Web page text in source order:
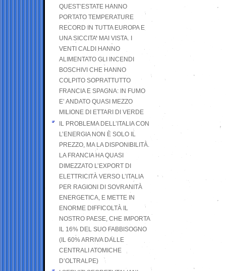
QUEST’ESTATE HANNO
PORTATO TEMPERATURE
RECORD IN TUTTA EUROPA E
UNA SICCITA’ MAI VISTA. I
VENTI CALDI HANNO
ALIMENTATO GLI INCENDI
BOSCHIVI CHE HANNO
COLPITO SOPRATTUTTO
FRANCIA E SPAGNA: IN FUMO
E’ ANDATO QUASI MEZZO
MILIONE DI ETTARI DI VERDE
IL PROBLEMA DELL’ITALIA CON
L’ENERGIA NON È SOLO IL
PREZZO, MA LA DISPONIBILITÀ.
LA FRANCIA HA QUASI
DIMEZZATO L’EXPORT DI
ELETTRICITÀ VERSO L’ITALIA
PER RAGIONI DI SOVRANITÀ
ENERGETICA, E METTE IN
ENORME DIFFICOLTÀ IL
NOSTRO PAESE, CHE IMPORTA
IL 16% DEL SUO FABBISOGNO
(IL 60% ARRIVA DALLE
CENTRALI ATOMICHE
D’OLTRALPE)